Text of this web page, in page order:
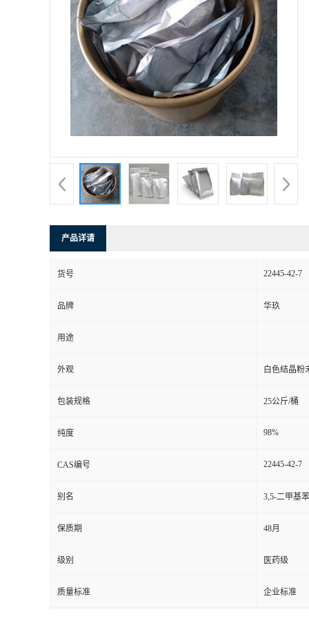
产品详请
货号 22445-42-7
品牌 华玖
用途
外观 白色结晶粉
包装规格 25公斤/桶
纯度 98%
CAS编号 22445-42-7
别名 3,5-二甲基
保质期 48月
级别 医药级
质量标准 企业标准